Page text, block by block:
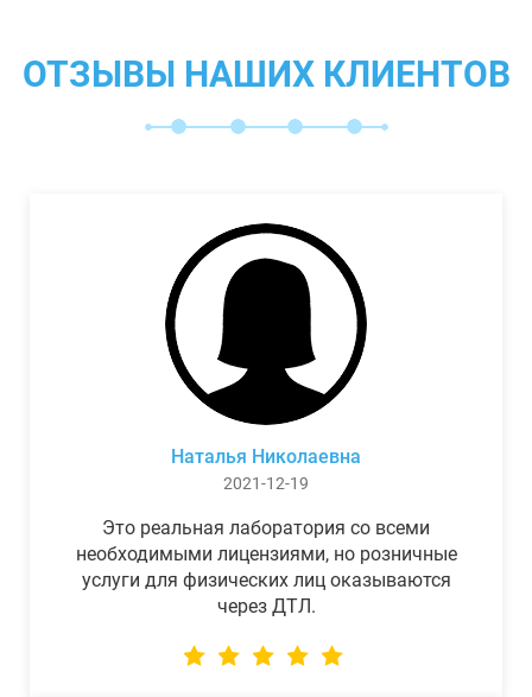
ОТЗЫВЫ НАШИХ КЛИЕНТОВ
Наталья Николаевна
2021-12-19
Это реальная лаборатория со всеми
необходимыми лицензиями, но розничные
услуги для физических лиц оказываются
через ДТЛ.